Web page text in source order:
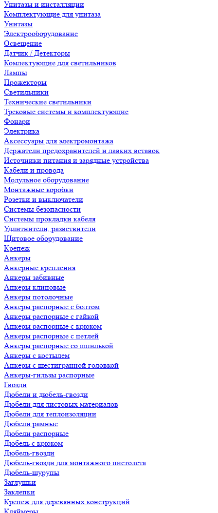
Унитазы и инсталляции
Комплектующие для унитаза
Унитазы
Электрооборудование
Освещение
Датчик / Детекторы
Комлектующие для светильников
Лампы
Прожекторы
Светильники
Технические светильники
Трековые системы и комплектующие
Фонари
Электрика
Аксессуары для электромонтажа
Держатели предохранителей и лавких вставок
Источники питания и зарядные устройства
Кабели и провода
Модульное оборудование
Монтажные коробки
Розетки и выключатели
Системы безопасности
Системы прокладки кабеля
Удлитнители, разветвители
Щитовое оборудование
Крепеж
Анкеры
Анкерные крепления
Анкеры забивные
Анкеры клиновые
Анкеры потолочные
Анкеры распорные с болтом
Анкеры распорные с гайкой
Анкеры распорные с крюком
Анкеры распорные с петлей
Анкеры распорные со шпилькой
Анкеры с костылем
Анкеры с шестигранной головкой
Анкеры-гильзы распорные
Гвозди
Дюбели и дюбель-гвозди
Дюбели для листовых материалов
Дюбели для теплоизоляции
Дюбели рамные
Дюбели распорные
Дюбель с крюком
Дюбель-гвозди
Дюбель-гвозди для монтажного пистолета
Дюбель-шурупы
Заглушки
Заклепки
Крепеж для деревянных конструкций